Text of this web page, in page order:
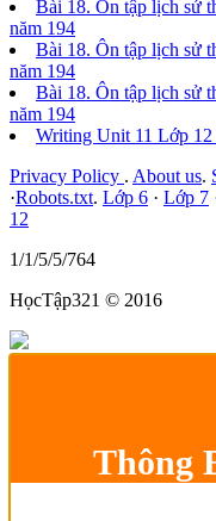
Bài 18. Ôn tập lịch sử
năm 194
Bài 18. Ôn tập lịch sử
năm 194
Bài 18. Ôn tập lịch sử
năm 194
Writing Unit 11 Lớp 12
Privacy Policy . About us.
·Robots.txt. Lớp 6 · Lớp 7
12
1/1/5/5/764
HọcTập321 © 2016
Thông